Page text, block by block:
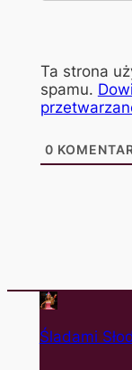
Ta strona
spamu.
0
Śladami